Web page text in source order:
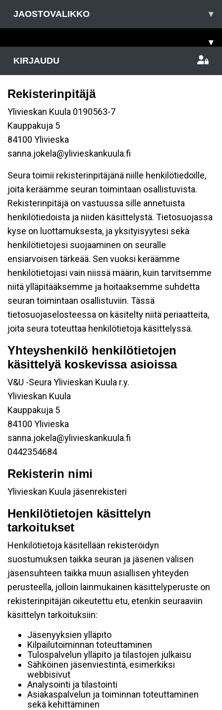
JAOSTOVALIKKO ▾
▾
KIRJAUDU
Rekisterinpitäjä
Ylivieskan Kuula 0190563-7
Kauppakuja 5
84100 Ylivieska
sanna.jokela@ylivieskankuula.fi
Seura toimii rekisterinpitäjänä niille henkilötiedoille,
joita keräämme seuran toimintaan osallistuvista.
Rekisterinpitäjä on vastuussa sille annetuista
henkilötiedoista ja niiden käsittelystä. Tietosuojassa
kyse on luottamuksesta, ja yksityisyytesi sekä
henkilötietojesi suojaaminen on seuralle
ensiarvoisen tärkeää. Sen vuoksi keräämme
henkilötietojasi vain niissä määrin, kuin tarvitsemme
niitä ylläpitääksemme ja hoitaaksemme suhdetta
seuran toimintaan osallistuviin. Tässä
tietosuojaselosteessa on käsitelty niitä periaatteita,
joita seura toteuttaa henkilötietoja käsittelyssä.
Yhteyshenkilö henkilötietojen
käsittelyä koskevissa asioissa
V&U -Seura Ylivieskan Kuula r.y.
Ylivieskan Kuula
Kauppakuja 5
84100 Ylivieska
sanna.jokela@ylivieskankuula.fi
0442354684
Rekisterin nimi
Ylivieskan Kuula jäsenrekisteri
Henkilötietojen käsittelyn
tarkoitukset
Henkilötietoja käsitellään rekisteröidyn
suostumuksen taikka seuran ja jäsenen välisen
jäsensuhteen taikka muun asiallisen yhteyden
perusteella, jolloin lainmukainen käsittelyperuste on
rekisterinpitäjän oikeutettu etu, etenkin seuraaviin
käsittelyn tarkoituksiin:
Jäsenyyksien ylläpito
Kilpailutoiminnan toteuttaminen
Tulospalvelun ylläpito ja tilastojen julkaisu
Sähköinen jäsenviestintä, esimerkiksi
webbisivut
Analysointi ja tilastointi
Asiakaspalvelun ja toiminnan toteuttaminen
sekä kehittäminen